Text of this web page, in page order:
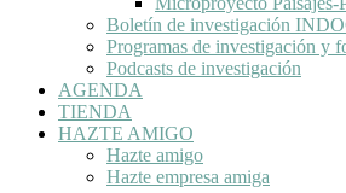
Boletín de investigación
Programas de investigación y
Podcasts de investigación
AGENDA
TIENDA
HAZTE AMIGO
Hazte amigo
Hazte empresa amiga